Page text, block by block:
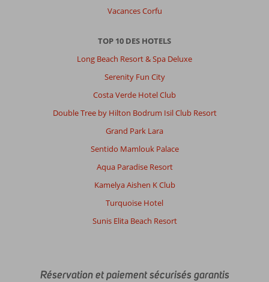
Vacances Corfu
TOP 10 DES HOTELS
Long Beach Resort & Spa Deluxe
Serenity Fun City
Costa Verde Hotel Club
Double Tree by Hilton Bodrum Isil Club Resort
Grand Park Lara
Sentido Mamlouk Palace
Aqua Paradise Resort
Kamelya Aishen K Club
Turquoise Hotel
Sunis Elita Beach Resort
Réservation et paiement sécurisés garantis